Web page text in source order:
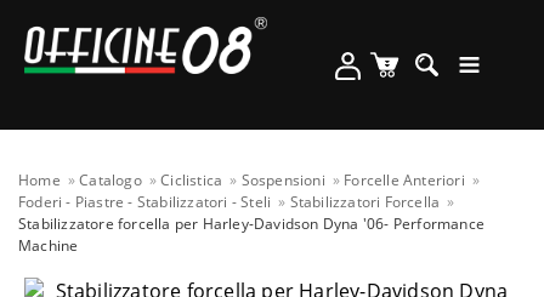
Home Catalogo Ciclistica Sospensioni
Forcelle Anteriori
Foderi - Piastre - Stabilizzatori - Steli
Stabilizzatori Forcella
Stabilizzatore forcella per Harley-Davidson Dyna '06- Performance
Machine